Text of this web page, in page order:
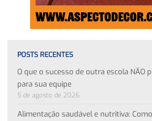
POSTS RECENTES
O que o sucesso de outra escola NÃO
para sua equipe
5 de agosto de 2026
Alimentação saudável e nutritiva: